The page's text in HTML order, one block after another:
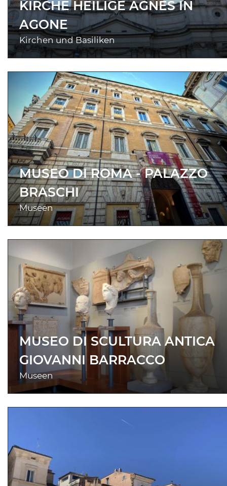
KIRCHE HEILIGE AGNES IN
AGONE
Kirchen und Basiliken
MUSEO DI ROMA - PALAZZO
BRASCHI
Museen
MUSEO DI SCULTURA ANTICA
GIOVANNI BARRACCO
Museen